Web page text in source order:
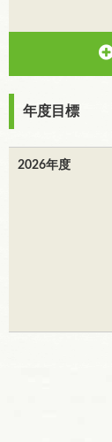
年度目標
2026年度